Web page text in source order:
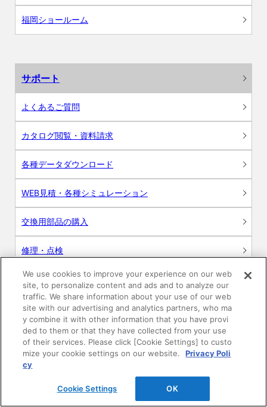
福岡ショールーム
サポート
よくあるご質問
カタログ閲覧・資料請求
各種データダウンロード
WEB見積・各種シミュレーション
交換用部品の購入
修理・点検
お問い合わせ
ログイン
建築・設計関係者様向けサイト
ユーザー登録サービス
WEB見積システム
We use cookies to improve your experience on our web
site, to personalize content and ads and to analyze our
traffic. We share information about your use of our web
site with our advertising and analytics partners, who ma
y combine it with other information that you have provi
ded to them or that they have collected from your use
of their services. Please click [Cookie Settings] to custo
mize your cookie settings on our website.
Privacy Poli
cy
Cookie Settings OK